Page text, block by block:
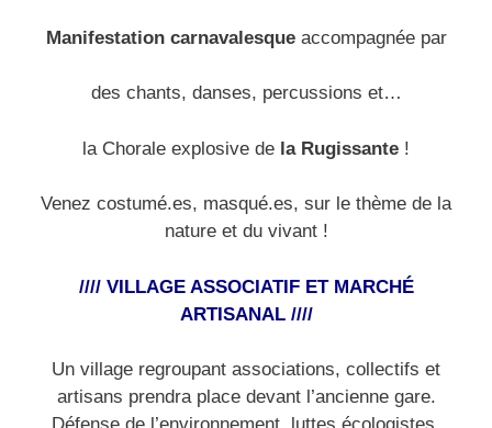
Manifestation carnavalesque accompagnée par
des chants, danses, percussions et…
la Chorale explosive de la Rugissante !
Venez costumé.es, masqué.es, sur le thème de la
nature et du vivant !
//// VILLAGE ASSOCIATIF ET MARCHÉ
ARTISANAL ////
Un village regroupant associations, collectifs et
artisans prendra place devant l’ancienne gare.